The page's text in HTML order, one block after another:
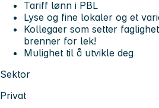
Tariff lønn i PBL
Lyse og fine lokaler og et
Kollegaer som setter
brenner for lek!
Mulighet til å utvikle deg
Sektor
Privat